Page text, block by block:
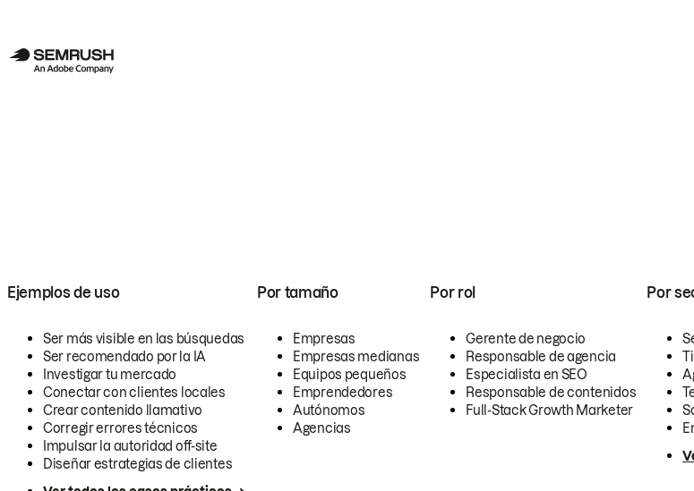
Ejemplos de uso
Ser más visible en las búsquedas
Ser recomendado por la IA
Investigar tu mercado
Conectar con clientes locales
Crear contenido llamativo
Corregir errores técnicos
Impulsar la autoridad off-site
Diseñar estrategias de clientes
Por tamaño
Empresas
Empresas medianas
Equipos pequeños
Emprendedores
Autónomos
Agencias
Por rol
Gerente de negocio
Responsable de agencia
Especialista en SEO
Responsable de contenidos
Full-Stack Growth Marketer
Por